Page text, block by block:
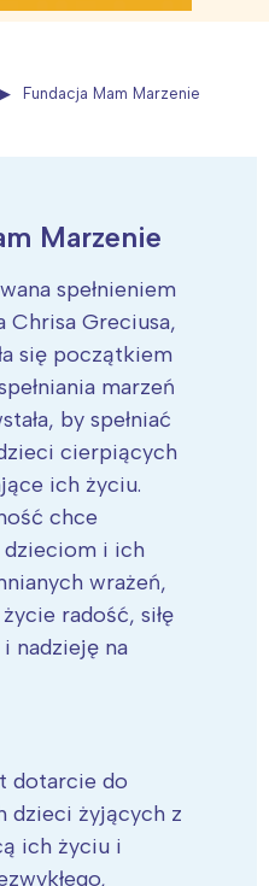
Fundacja Mam Marzenie
Marzenie
spełnieniem
Chrisa Greciusa,
się początkiem
marzeń
by spełniać
cierpiących
ich życiu.
chce
i ich
wrażeń,
radość, siłę
nadzieję na
dotarcie do
dzieci żyjących z
ich życiu i